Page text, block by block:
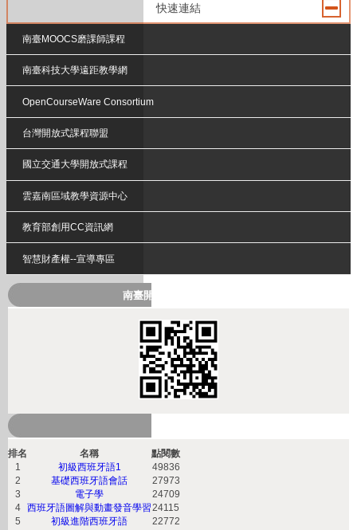
快速連結
南臺MOOCS磨課師課程
南臺科技大學遠距教學網
OpenCourseWare Consortium
台灣開放式課程聯盟
國立交通大學開放式課程
雲嘉南區域教學資源中心
教育部創用CC資訊網
智慧財產權--宣導專區
南臺開放式課程QRcode
排名 名稱
點閱數
1
初級西班牙語1
49836
2
基礎西班牙語會話
27973
3
電子學
24709
4
西班牙語圖解與動畫發音學習24115
5
初級進階西班牙語
22772